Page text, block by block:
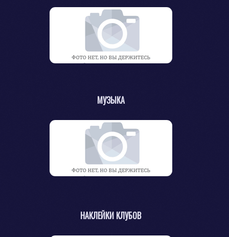
МУЗЫКА
НАКЛЕЙКИ КЛУБОВ